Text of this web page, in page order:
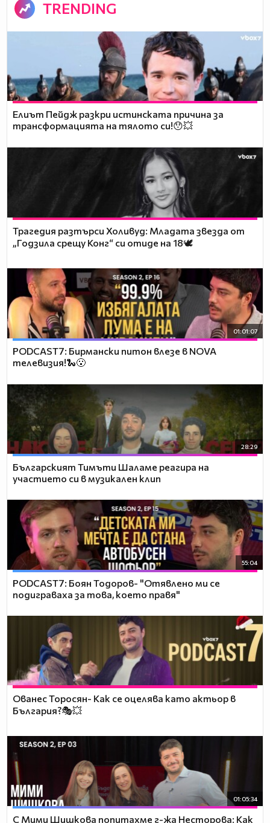
TRENDING
Елиът Пейдж разкри истинската причина за
трансформацията на тялото си!😯💥
Трагедия разтърси Холивуд: Младата звезда от
„Годзила срещу Конг“ си отиде на 18🕊️
01:01:07
PODCAST7: Бирмански питон влезе в NOVA
телевизия!🐍😮
28:29
Българският Тимъти Шаламе реагира на
участието си в музикален клип
55:04
PODCAST7: ‪Боян Тодоров- "Отявлено ми се
подиграваха за това, което правя"
Ованес Торосян- Как се оцелява като актьор в
България?🎭💥
01:05:34
С Мими Шишкова попитахме г-жа Несторова: Как